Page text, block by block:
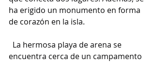
ha erigido un monumento en forma
de corazón en la isla.
La hermosa playa de arena se
encuentra cerca de un campamento